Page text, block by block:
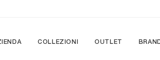
COLLEZIONI OUTLET